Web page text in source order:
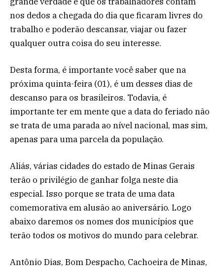
nos dedos a chegada do dia que ficaram livres do
trabalho e poderão descansar, viajar ou fazer
qualquer outra coisa do seu interesse.
Desta forma, é importante você saber que na
próxima quinta-feira (01), é um desses dias de
descanso para os brasileiros. Todavia, é
importante ter em mente que a data do feriado não
se trata de uma parada ao nível nacional, mas sim,
apenas para uma parcela da população.
Aliás, várias cidades do estado de Minas Gerais
terão o privilégio de ganhar folga neste dia
especial. Isso porque se trata de uma data
comemorativa em alusão ao aniversário. Logo
abaixo daremos os nomes dos municípios que
terão todos os motivos do mundo para celebrar.
Antônio Dias, Bom Despacho, Cachoeira de Minas,